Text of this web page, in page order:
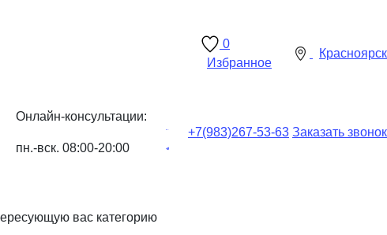
0
Избранное
Красноярск
Онлайн-консультации:
пн.-вск. 08:00-20:00
+7(983)267-53-63 Заказать звонок
вас категорию